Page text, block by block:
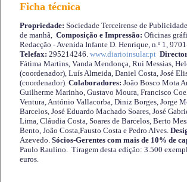
Ficha técnica
Propriedade: Sociedade Terceirense de
de manhã, Composição e Impressão: Oficinas
Redacção - Avenida Infante D. Henrique, n.º 1,
Telefax: 295214246. www.diarioinsular.pt
Fátima Martins, Vanda Mendonça, Rui Messias,
(coordenador), Luís Almeida, Daniel Costa, José
(coordenador). Colaboradores: João Bosco Mota
Guilherme Marinho, Gustavo Moura, Francisco
Ventura, António Vallacorba, Diniz Borges, Jorge
Barcelos, José Eduardo Machado Soares, José
Lima, Cláudia Costa, Soares de Barcelos, Berto
Bento, João Costa,Fausto Costa e Pedro Alves.
Azevedo. Sócios-Gerentes com mais de 10% de
Paulo Raulino. Tiragem desta edição: 3.500
euros.